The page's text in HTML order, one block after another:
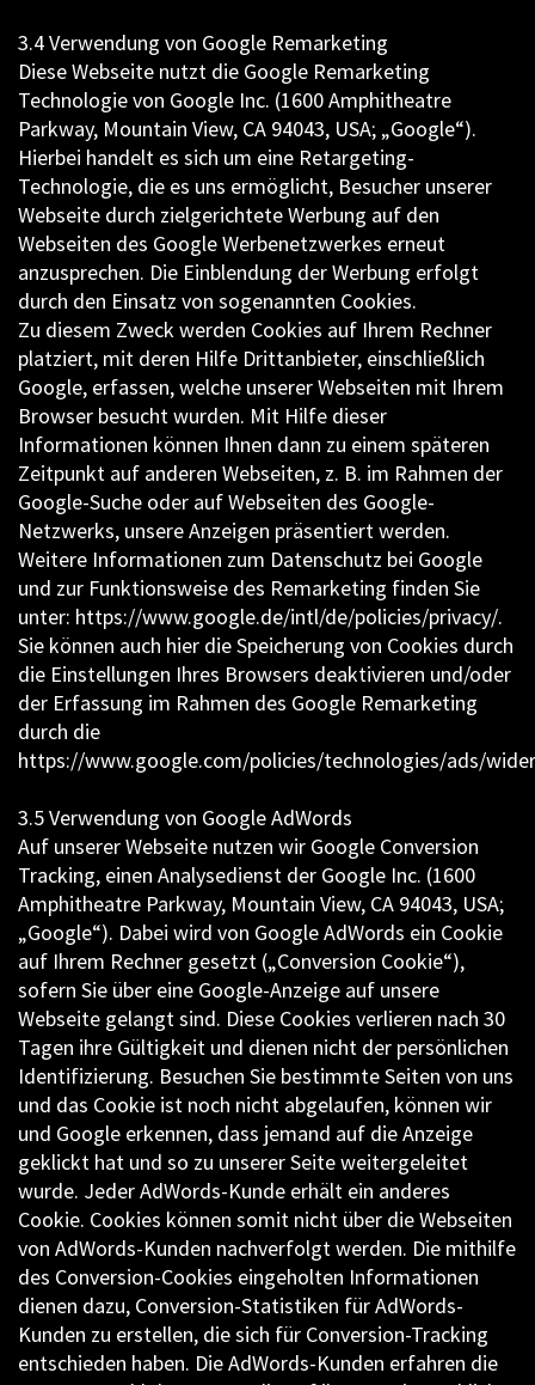
3.4 Verwendung von Google Remarketing
Diese Webseite nutzt die Google Remarketing
Technologie von Google Inc. (1600 Amphitheatre
Parkway, Mountain View, CA 94043, USA; „Google“).
Hierbei handelt es sich um eine Retargeting-
Technologie, die es uns ermöglicht, Besucher unserer
Webseite durch zielgerichtete Werbung auf den
Webseiten des Google Werbenetzwerkes erneut
anzusprechen. Die Einblendung der Werbung erfolgt
durch den Einsatz von sogenannten Cookies.
Zu diesem Zweck werden Cookies auf Ihrem Rechner
platziert, mit deren Hilfe Drittanbieter, einschließlich
Google, erfassen, welche unserer Webseiten mit Ihrem
Browser besucht wurden. Mit Hilfe dieser
Informationen können Ihnen dann zu einem späteren
Zeitpunkt auf anderen Webseiten, z. B. im Rahmen der
Google-Suche oder auf Webseiten des Google-
Netzwerks, unsere Anzeigen präsentiert werden.
Weitere Informationen zum Datenschutz bei Google
und zur Funktionsweise des Remarketing finden Sie
unter: https://www.google.de/intl/de/policies/privacy/.
Sie können auch hier die Speicherung von Cookies durch
die Einstellungen Ihres Browsers deaktivieren und/oder
der Erfassung im Rahmen des Google Remarketing
durch die
https://www.google.com/policies/technologies/ads/
3.5 Verwendung von Google AdWords
Auf unserer Webseite nutzen wir Google Conversion
Tracking, einen Analysedienst der Google Inc. (1600
Amphitheatre Parkway, Mountain View, CA 94043, USA;
„Google“). Dabei wird von Google AdWords ein Cookie
auf Ihrem Rechner gesetzt („Conversion Cookie“),
sofern Sie über eine Google-Anzeige auf unsere
Webseite gelangt sind. Diese Cookies verlieren nach 30
Tagen ihre Gültigkeit und dienen nicht der persönlichen
Identifizierung. Besuchen Sie bestimmte Seiten von uns
und das Cookie ist noch nicht abgelaufen, können wir
und Google erkennen, dass jemand auf die Anzeige
geklickt hat und so zu unserer Seite weitergeleitet
wurde. Jeder AdWords-Kunde erhält ein anderes
Cookie. Cookies können somit nicht über die Webseiten
von AdWords-Kunden nachverfolgt werden. Die mithilfe
des Conversion-Cookies eingeholten Informationen
dienen dazu, Conversion-Statistiken für AdWords-
Kunden zu erstellen, die sich für Conversion-Tracking
entschieden haben. Die AdWords-Kunden erfahren die